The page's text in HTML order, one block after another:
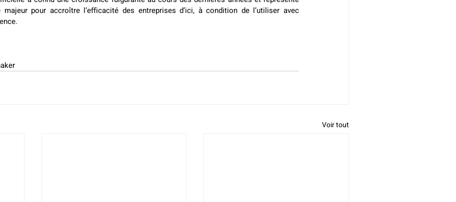
majeur pour accroître l’efficacité des entreprises d’ici, à condition de l’utiliser avec
Voir tout